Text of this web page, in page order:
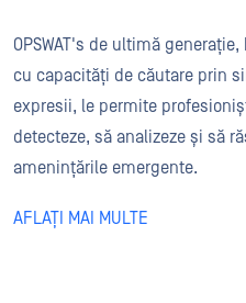
OPSWAT's de ultimă
cu capacități de căutare prin
expresii, le permite
detecteze, să analizeze și să
amenințările emergente.
AFLAȚI MAI MULTE